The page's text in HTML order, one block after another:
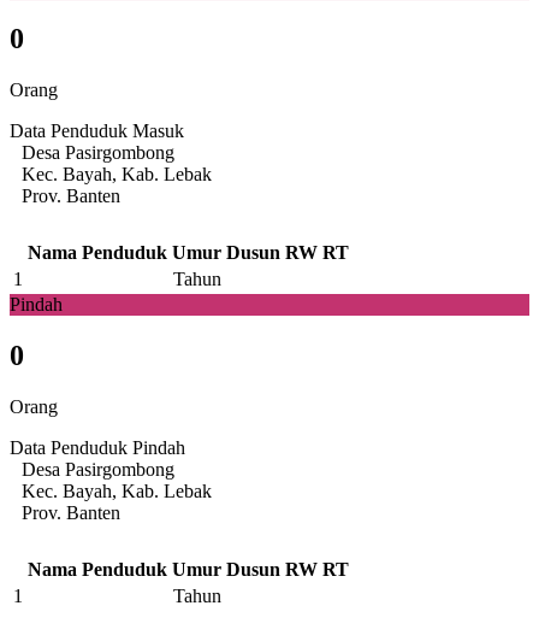
0
Orang
Data Penduduk Masuk
Desa Pasirgombong
Kec. Bayah, Kab. Lebak
Prov. Banten
Nama Penduduk Umur Dusun RW RT
1
Tahun
Pindah
0
Orang
Data Penduduk Pindah
Desa Pasirgombong
Kec. Bayah, Kab. Lebak
Prov. Banten
Nama Penduduk Umur Dusun RW RT
1
Tahun